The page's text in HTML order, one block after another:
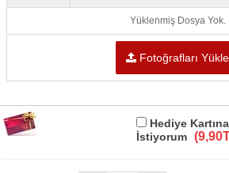
Yüklenmiş Dosya Yok.
Fotoğrafları Yükle
Hediye
İstiyorum